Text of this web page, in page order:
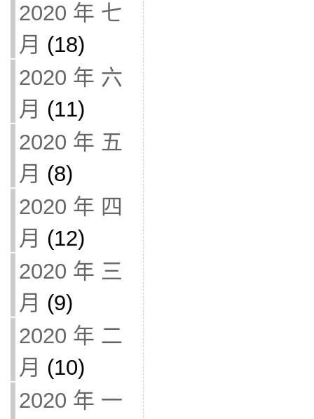
2020 年 七
月 (18)
2020 年 六
月 (11)
2020 年 五
月 (8)
2020 年 四
月 (12)
2020 年 三
月 (9)
2020 年 二
月 (10)
2020 年 一